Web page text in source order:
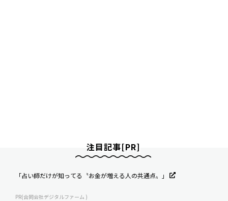
注目記事[PR]
「占い師だけが知ってる〝お金が増える人の共通点〟」
PR(合同会社デジタルファーム )